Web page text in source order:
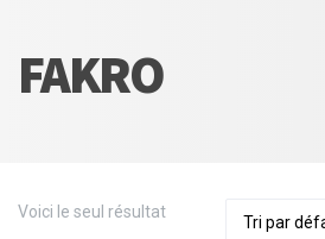
FAKRO
Voici le seul résultat